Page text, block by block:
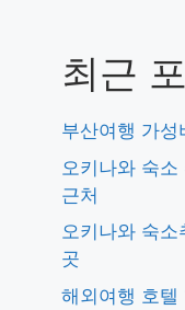
최근
부산여행 가성
오키나와 숙
근처
오키나와 숙
곳
해외여행 호텔